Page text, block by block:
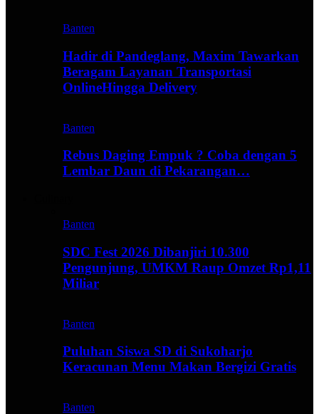
Banten
Hadir di Pandeglang, Maxim Tawarkan
Beragam Layanan Transportasi
OnlineHingga Delivery
Banten
Rebus Daging Empuk ? Coba dengan 5
Lembar Daun di Pekarangan…
Banten
SDC Fest 2026 Dibanjiri 10.300
Pengunjung, UMKM Raup Omzet Rp1,11
Miliar
Banten
Puluhan Siswa SD di Sukoharjo
Keracunan Menu Makan Bergizi Gratis
Banten